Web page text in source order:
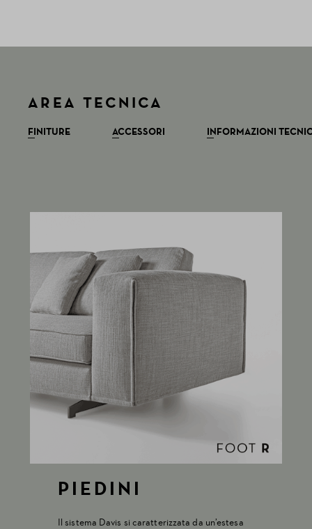
AREA TECNICA
FINITURE ACCESSORI INFORMAZIONI
PIEDINI
Il sistema Davis si caratterizzata da un’estesa